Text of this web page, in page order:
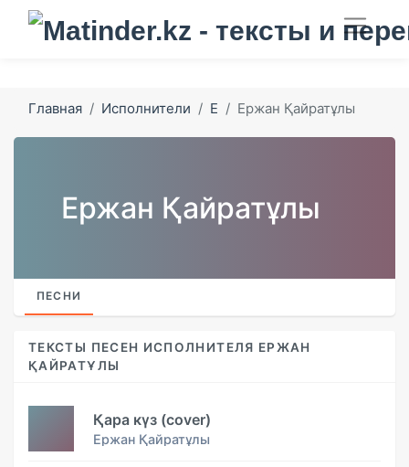
Главная Исполнители Е Ержан Қайратұлы
Ержан Қайратұлы
ПЕСНИ
ТЕКСТЫ ПЕСЕН ИСПОЛНИТЕЛЯ ЕРЖАН
ҚАЙРАТҰЛЫ
Қара күз (cover)
Ержан Қайратұлы